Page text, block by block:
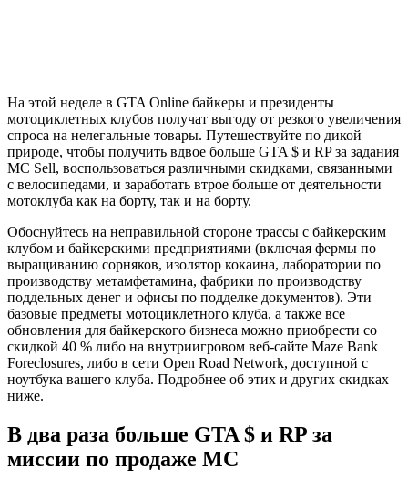
На этой неделе в GTA Online байкеры и президенты
мотоциклетных клубов получат выгоду от резкого увеличения
спроса на нелегальные товары. Путешествуйте по дикой
природе, чтобы получить вдвое больше GTA $ и RP за задания
MC Sell, воспользоваться различными скидками, связанными
с велосипедами, и заработать втрое больше от деятельности
мотоклуба как на борту, так и на борту.
Обоснуйтесь на неправильной стороне трассы с байкерским
клубом и байкерскими предприятиями (включая фермы по
выращиванию сорняков, изолятор кокаина, лаборатории по
производству метамфетамина, фабрики по производству
поддельных денег и офисы по подделке документов). Эти
базовые предметы мотоциклетного клуба, а также все
обновления для байкерского бизнеса можно приобрести со
скидкой 40 % либо на внутриигровом веб-сайте Maze Bank
Foreclosures, либо в сети Open Road Network, доступной с
ноутбука вашего клуба. Подробнее об этих и других скидках
ниже.
В два раза больше GTA $ и RP за
миссии по продаже MC